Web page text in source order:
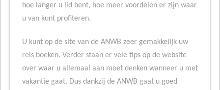
hoe langer u lid bent, hoe meer voordelen er zijn waar
u van kunt profiteren.
U kunt op de site van de ANWB zeer gemakkelijk uw
reis boeken. Verder staan er vele tips op de website
over waar u allemaal aan moet denken wanneer u met
vakantie gaat. Dus dankzij de ANWB gaat u goed